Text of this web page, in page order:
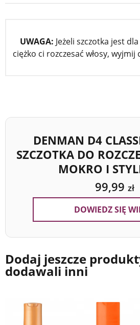
UWAGA: Jeżeli szczotka jest
ciężko ci rozczesać włosy,
DENMAN D4
SZCZOTKA DO
MOKRO I
99,99 zł
DOWIEDZ SIĘ
Dodaj jeszcze
dodawali inni